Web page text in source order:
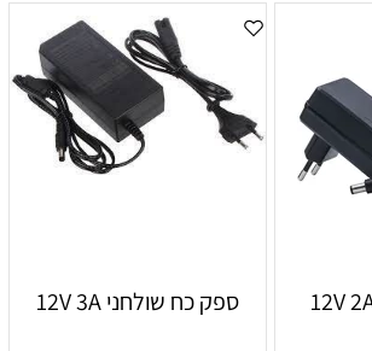
ספק כח שולחני 12V 3A